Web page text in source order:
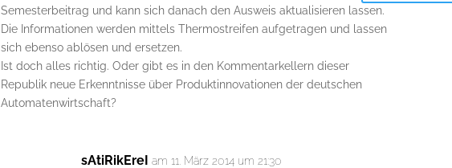
Semesterbeitrag und kann sich danach den Ausweis aktualisieren lassen.
Die Informationen werden mittels Thermostreifen aufgetragen und lassen
sich ebenso ablösen und ersetzen.
Ist doch alles richtig. Oder gibt es in den Kommentarkellern dieser
Republik neue Erkenntnisse über Produktinnovationen der deutschen
Automatenwirtschaft?
sAtiRikEreI am 11. März 2014 um 21:30